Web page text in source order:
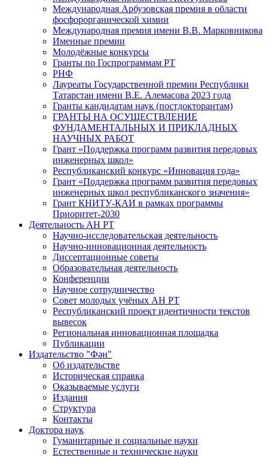
Международная Арбузовская премия в области
фосфорорганической химии
Международная премия имени В.В. Марковникова
Именные премии
Молодёжные конкурсы
Гранты по Госпрограммам РТ
РНФ
Лауреаты Государственной премии Республики
Татарстан имени В.Е. Алемасова 2023 года
Гранты кандидатам наук (постдокторантам)
ГРАНТЫ НА ОСУЩЕСТВЛЕНИЕ
ФУНДАМЕНТАЛЬНЫХ И ПРИКЛАДНЫХ
НАУЧНЫХ РАБОТ
Грант «Поддержка программ развития передовых
инженерных школ»
Республиканский конкурс «Инновация года»
Грант «Поддержка программ развития передовых
инженерных школ республиканского значения»
Грант КНИТУ-КАИ в рамках программы
Приоритет-2030
Деятельность АН РТ
Научно-исследовательская деятельность
Научно-инновационная деятельность
Диссертационные советы
Образовательная деятельность
Конференции
Научное сотрудничество
Совет молодых учёных АН РТ
Республиканский проект идентичности текстов
вывесок
Региональная инновационная площадка
Публикации
Издательство "Фән"
Об издательстве
Историческая справка
Оказываемые услуги
Издания
Структура
Контакты
Доктора наук
Гуманитарные и социальные науки
Естественные и технические науки